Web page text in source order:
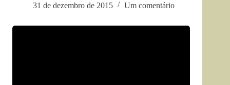
31 de dezembro de 2015
Um comentário